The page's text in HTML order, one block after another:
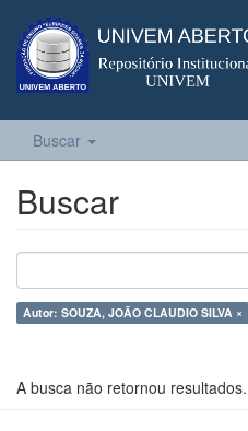
Buscar
Buscar
Autor: SOUZA, JOÃO CLAUDIO SILVA ×
A busca não retornou resultados.